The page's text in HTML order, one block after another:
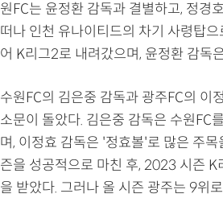
원FC는 윤정환 감독과 결별하고, 정경
떠나 인천 유나이티드의 차기 사령탑
어 K리그2로 내려갔으며, 윤정환 감독
수원FC의 김은중 감독과 광주FC의 이
소문이 돌았다. 김은중 감독은 수원FC
며, 이정효 감독은 '정효볼'로 많은 주
즌을 성공적으로 마친 후, 2023 시즌
을 받았다. 그러나 올 시즌 광주는 9위